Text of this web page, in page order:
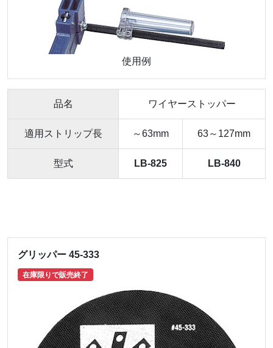
使用例
品名 ワイヤーストッパー
適用ストリップ長 ～63mm 63～127mm
型式 LB-825 LB-840
グリッパー 45-333
在庫限りで販売終了